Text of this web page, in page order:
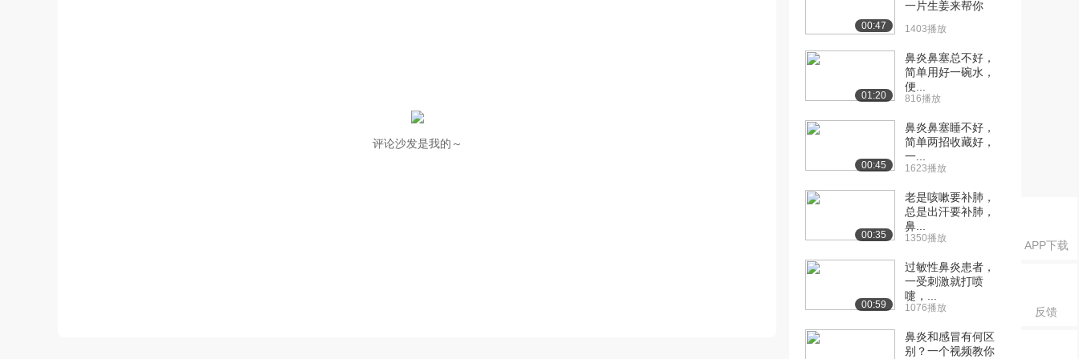
APP下载
反馈
评论沙发是我的～
00:47
一片生姜来帮你
1403播放
01:20
鼻炎鼻塞总不好，
简单用好一碗水，
便...
816播放
00:45
鼻炎鼻塞睡不好，
简单两招收藏好，
一...
1623播放
00:35
老是咳嗽要补肺，
总是出汗要补肺，
鼻...
1350播放
00:59
过敏性鼻炎患者，
一受刺激就打喷
嚏，...
1076播放
鼻炎和感冒有何区
别？一个视频教你